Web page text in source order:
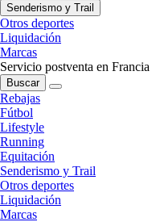
Senderismo y Trail
Otros deportes
Liquidación
Marcas
Servicio postventa en Francia
Buscar
Rebajas
Fútbol
Lifestyle
Running
Equitación
Senderismo y Trail
Otros deportes
Liquidación
Marcas